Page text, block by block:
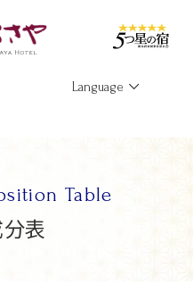
Language
Table
表